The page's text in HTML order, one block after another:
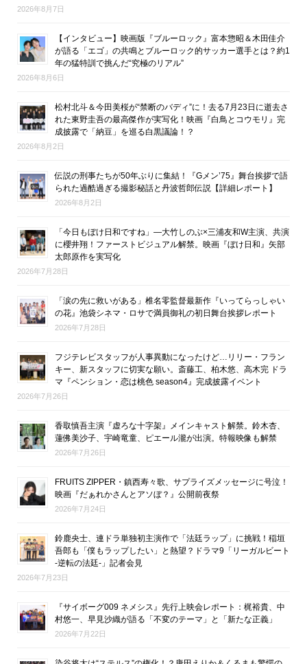
2026年8月7日
【インタビュー】映画版『ブルーロック』富本惣昭＆木田佳介
が語る「エゴ」の共鳴とブルーロック的サッカー選手とは？約1
年の猛特訓で挑んだ“究極のリアル”
2026年8月6日
松村北斗＆今田美桜が“禁断のバディ”に！去る7月23日に逝去さ
れた東野圭吾の最高傑作が実写化！映画『白鳥とコウモリ』完
成披露で「納豆」を巡る白黒議論！？
2026年8月2日
伝説の刑事たちが50年ぶりに集結！『Gメン’75』舞台挨拶で語
られた過酷過ぎる撮影秘話と丹波哲郎伝説【詳細レポート】
2026年8月2日
「今日もぼけ日和ですね」―大竹しのぶ×三浦友和W主演、共演
に櫻井翔！ファーストビジュアル解禁。映画『ぼけ日和』矢部
太郎原作を実写化
2026年7月28日
「涙の先に救いがある」椎名零監督最新作『いってらっしゃい
の花』池袋シネマ・ロサで満員御礼の初日舞台挨拶レポート
2026年7月28日
フジテレビスタッフが人事異動になったけど…リリー・フラン
キー、新スタッフに切実な願い。斎藤工、柏木悠、高木完 ドラ
マ『ペンション・恋は桃色 season4』完成披露イベント
2026年7月26日
香取慎吾主演『虚ろな十字架』メインキャスト解禁。鈴木杏、
蓮佛美沙子、宇崎竜童、ピエール瀧が出演。特報映像も解禁
2026年7月26日
FRUITS ZIPPER・鎮西寿々歌、サプライズメッセージに号泣！
映画『だぁれかさんとアソぼ？』公開前夜祭
2026年7月24日
鈴鹿央士、連ドラ単独初主演作で「法廷ラップ」に挑戦！稲垣
吾郎も「僕もラップしたい」と熱望？ドラマ9「リーガルビート
-逆転の法廷-」記者会見
2026年7月23日
『サイボーグ009 ネメシス』先行上映会レポート：梶裕貴、中
村悠一、早見沙織が語る「不変のテーマ」と「新たな正義」
2026年7月22日